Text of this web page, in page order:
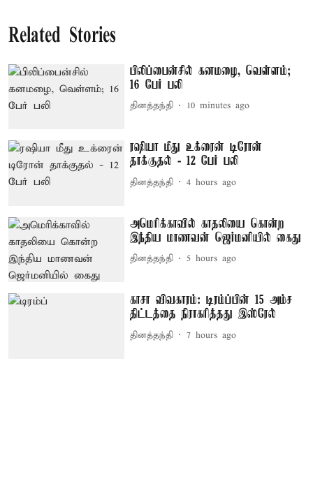
Related Stories
பிலிப்பைன்சில் கனமழை, வெள்ளம்;
16 பேர் பலி
தினத்தந்தி 10 minutes ago
ரஷியா மீது உக்ரைன் டிரோன்
தாக்குதல் - 12 பேர் பலி
தினத்தந்தி 4 hours ago
அமெரிக்காவில் காதலியை கொன்ற
இந்திய மாணவன் ஜெர்மனியில் கைது
தினத்தந்தி 5 hours ago
காசா விவகாரம்: டிரம்ப்பின் 15 அம்ச
திட்டத்தை நிராகரித்தது இஸ்ரேல்
தினத்தந்தி 7 hours ago